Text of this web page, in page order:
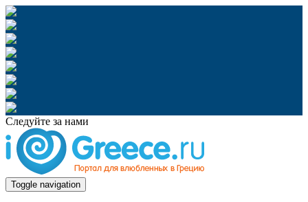
Следуйте за нами
Toggle navigation